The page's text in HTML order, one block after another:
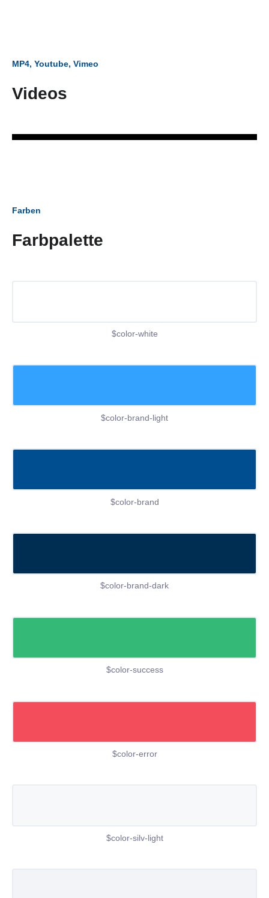
MP4, Youtube, Vimeo
Videos
Farben
Farbpalette
$color-white
$color-brand-light
$color-brand
$color-brand-dark
$color-success
$color-error
$color-silv-light